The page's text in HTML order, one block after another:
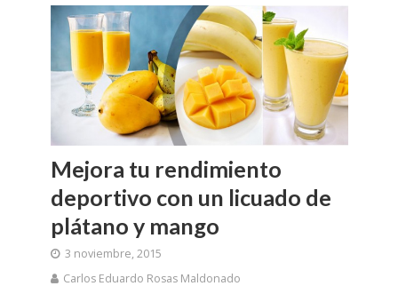
Mejora tu rendimiento
deportivo con un licuado de
plátano y mango
3 noviembre, 2015
Carlos Eduardo Rosas Maldonado